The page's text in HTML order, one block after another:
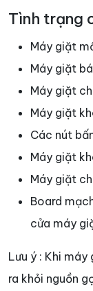
Tình trạng
Máy giặt
Máy giặt
Máy giặt
Máy giặt
Các nút
Máy giặt
Máy giặt
Board
cửa máy
Lưu ý : Khi
ra khỏi nguồn